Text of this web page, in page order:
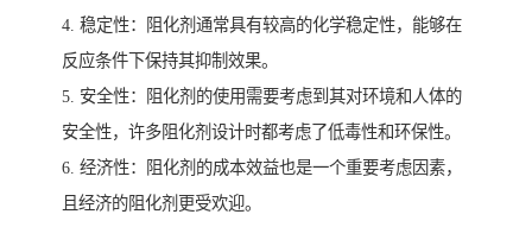
4. 稳定性：阻化剂通常具有较高的化学稳定性，能够在
反应条件下保持其抑制效果。
5. 安全性：阻化剂的使用需要考虑到其对环境和人体的
安全性，许多阻化剂设计时都考虑了低毒性和环保性。
6. 经济性：阻化剂的成本效益也是一个重要考虑因素，
且经济的阻化剂更受欢迎。